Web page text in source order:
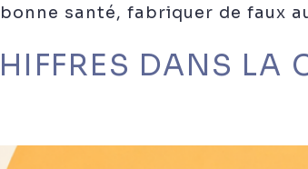
santé, fabriquer de faux
DANS